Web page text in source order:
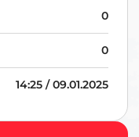
0
0
14:25 / 09.01.2025